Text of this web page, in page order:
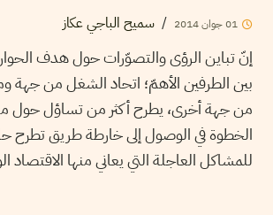
01جوان2014
/ سميح الباجي عكاز
إنّ تباين الرؤى والتصوّرات حول هدف
بين الطرفين الأهمّ؛ اتحاد الشغل من جهة
من جهة أخرى، يطرح أكثر من تساؤل حول
الخطوة في الوصول إلى خارطة طريق تطرح
للمشاكل العاجلة التي يعاني منها الاقتصاد